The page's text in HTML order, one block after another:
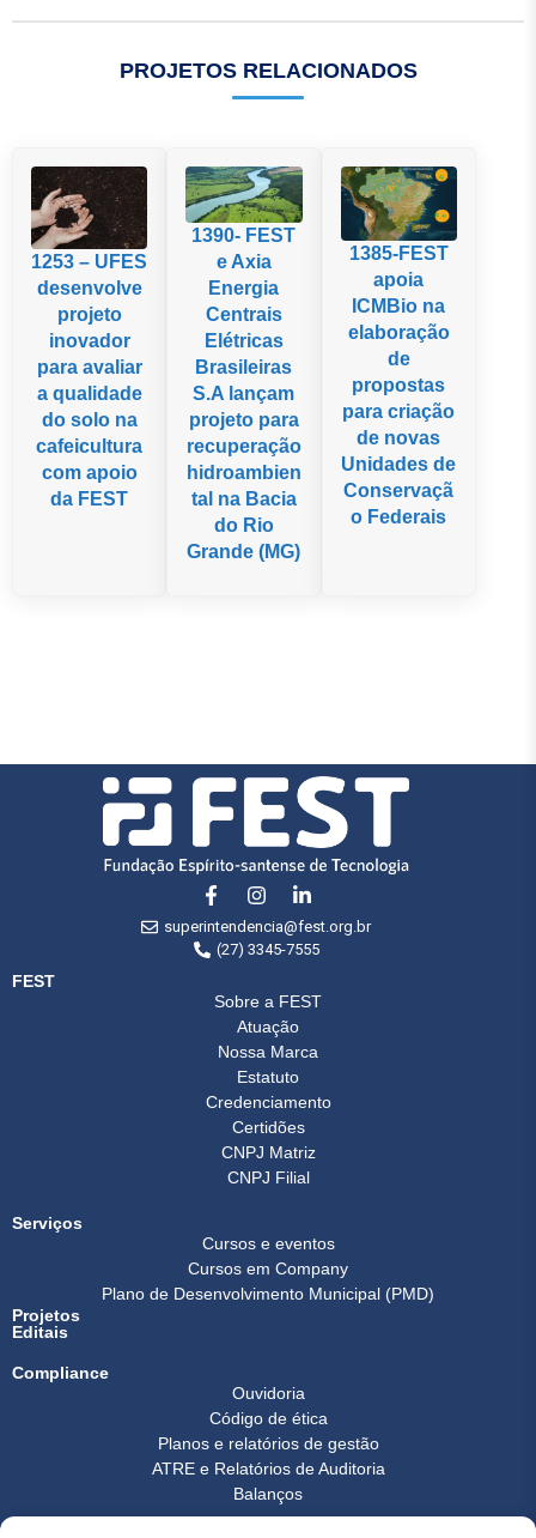
PROJETOS RELACIONADOS
1253 – UFES
desenvolve
projeto
inovador
para avaliar
a qualidade
do solo na
cafeicultura
com apoio
da FEST
1390- FEST
e Axia
Energia
Centrais
Elétricas
Brasileiras
S.A lançam
projeto para
recuperação
hidroambien
tal na Bacia
do Rio
Grande (MG)
1385-FEST
apoia
ICMBio na
elaboração
de
propostas
para criação
de novas
Unidades de
Conservaçã
o Federais
superintendencia@fest.org.br
(27) 3345-7555
FEST
Sobre a FEST
Atuação
Nossa Marca
Estatuto
Credenciamento
Certidões
CNPJ Matriz
CNPJ Filial
Serviços
Cursos e eventos
Cursos em Company
Plano de Desenvolvimento Municipal (PMD)
Projetos
Editais
Compliance
Ouvidoria
Código de ética
Planos e relatórios de gestão
ATRE e Relatórios de Auditoria
Balanços